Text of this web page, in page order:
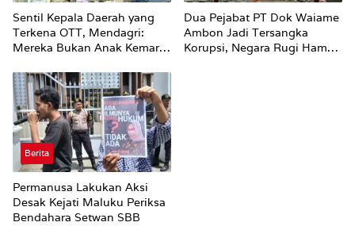
Sentil Kepala Daerah yang
Terkena OTT, Mendagri:
Mereka Bukan Anak Kemarin
Dua Pejabat PT Dok Waiame
Ambon Jadi Tersangka
Korupsi, Negara Rugi Hampir
Berita
Permanusa Lakukan Aksi
Desak Kejati Maluku Periksa
Bendahara Setwan SBB